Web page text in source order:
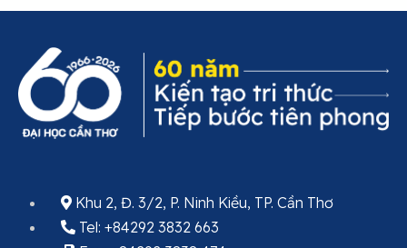
Khu 2, Đ. 3/2, P. Ninh Kiều, TP. Cần Thơ
Tel: +84292 3832 663